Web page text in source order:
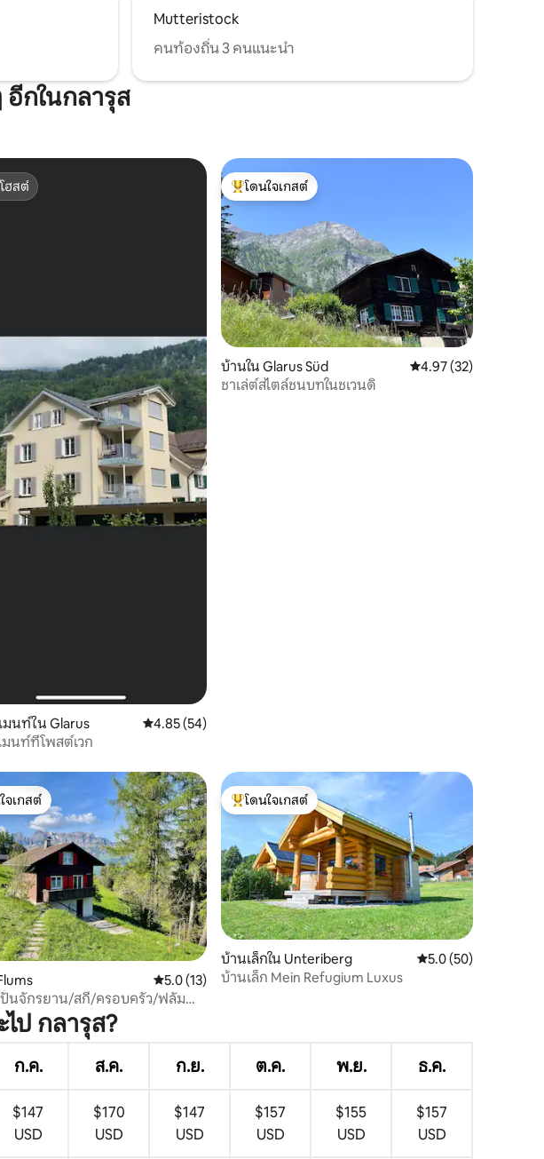
Mutteristock
คนท้องถิ่น 3 คนแนะนำ
กในกลารุส
5, 9 รีวิว
ฮสต์
ฮสต์
นท์ใน Glarus คะแนนเฉลี่ย 4.85 จาก 5, 54 รีวิว
4.85 (54)
นท์ที่โพสต์เวก
โดนใจเกสต์ที่สุด
โดนใจเกสต์
บ้านใน Glarus Süd คะแนนเฉลี่ย 4.97 จาก
4.97 (32)
ชาเล่ต์สไตล์ชนบทในชเวนดิ
95 รีวิว
กสต์ที่สุด
จเกสต์
คะแนนเฉลี่ย 5.0 จาก 5, 13 รีวิว
5.0 (13)
นจักรยาน/สกี/ครอบครัว/ฟลัม
ก/วาเลนซี
โดนใจเกสต์ที่สุด
โดนใจเกสต์
บ้านเล็กใน Unteriberg คะแนนเฉลี่ย 5.0 จาก
5.0 (50)
บ้านเล็ก Mein Refugium Luxus
ป กลารุส?
ก.ค. ส.ค. ก.ย. ต.ค. พ.ย. ธ.ค.
$147
USD
$170
USD
$147
USD
$157
USD
$155
USD
$157
USD